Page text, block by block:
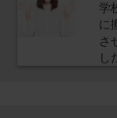
学
に
さ